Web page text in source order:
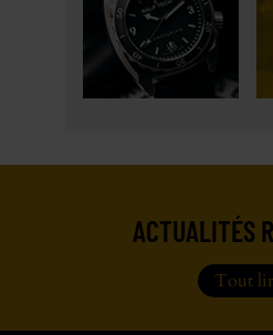
ACTUALITÉS
Tout